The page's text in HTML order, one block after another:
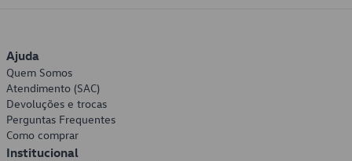
Ajuda
Quem Somos
Atendimento (SAC)
Devoluções e trocas
Perguntas Frequentes
Como comprar
Institucional